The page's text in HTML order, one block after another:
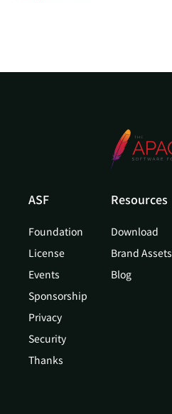
ASF
Foundation
License
Events
Sponsorship
Privacy
Security
Thanks
Resources
Download
Brand Assets
Blog